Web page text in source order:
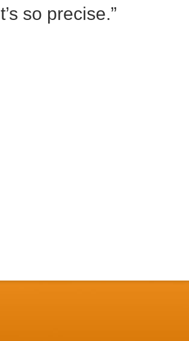
so precise.”